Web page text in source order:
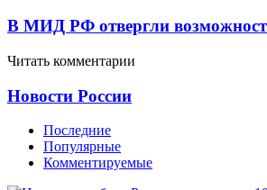
В МИД РФ отвергли
Читать комментарии
Новости России
Последние
Популярные
Комментируемые